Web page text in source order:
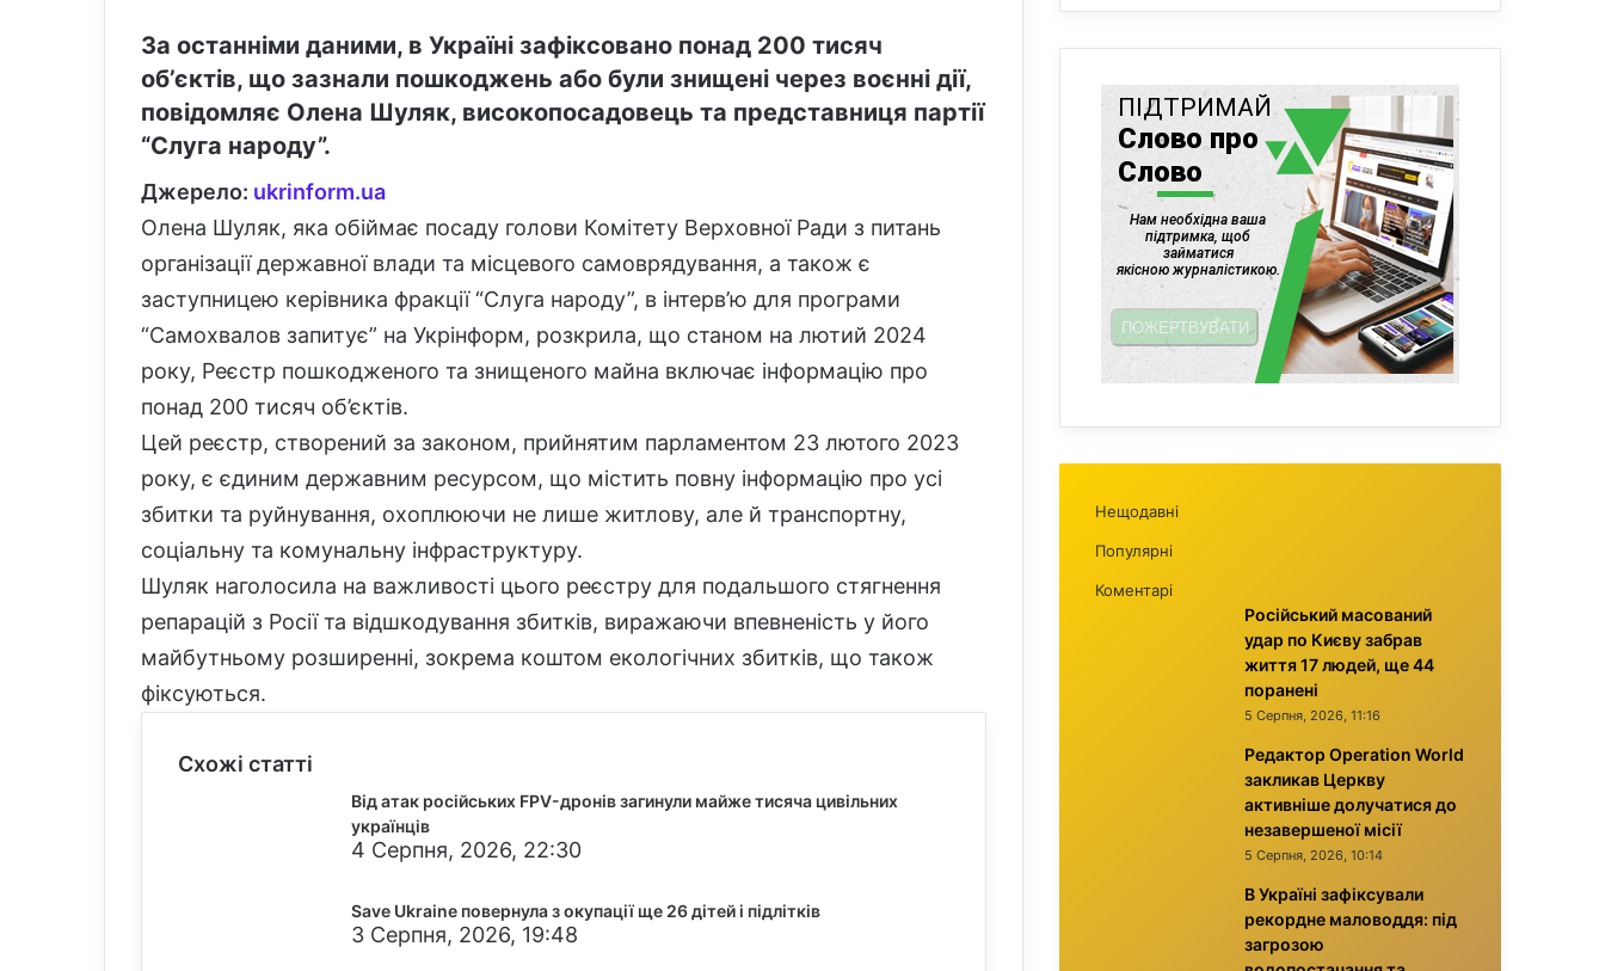
За останніми даними, в Україні зафіксовано понад 200 тисяч
об’єктів, що зазнали пошкоджень або були знищені через воєнні дії,
повідомляє Олена Шуляк, високопосадовець та представниця партії
“Слуга народу”.
Джерело: ukrinform.ua
Олена Шуляк, яка обіймає посаду голови Комітету Верховної Ради з питань
організації державної влади та місцевого самоврядування, а також є
заступницею керівника фракції “Слуга народу”, в інтерв’ю для програми
“Самохвалов запитує” на Укрінформ, розкрила, що станом на лютий 2024
року, Реєстр пошкодженого та знищеного майна включає інформацію про
понад 200 тисяч об’єктів.
Цей реєстр, створений за законом, прийнятим парламентом 23 лютого 2023
року, є єдиним державним ресурсом, що містить повну інформацію про усі
збитки та руйнування, охоплюючи не лише житлову, але й транспортну,
соціальну та комунальну інфраструктуру.
Шуляк наголосила на важливості цього реєстру для подальшого стягнення
репарацій з Росії та відшкодування збитків, виражаючи впевненість у його
майбутньому розширенні, зокрема коштом екологічних збитків, що також
фіксуються.
Схожі статті
Від атак російських FPV-дронів загинули майже тисяча цивільних
українців
4 Серпня, 2026, 22:30
Save Ukraine повернула з окупації ще 26 дітей і підлітків
3 Серпня, 2026, 19:48
Нещодавні
Популярні
Коментарі
Російський масований
удар по Києву забрав
життя 17 людей, ще 44
поранені
5 Серпня, 2026, 11:16
Редактор Operation World
закликав Церкву
активніше долучатися до
незавершеної місії
5 Серпня, 2026, 10:14
В Україні зафіксували
рекордне маловоддя: під
загрозою